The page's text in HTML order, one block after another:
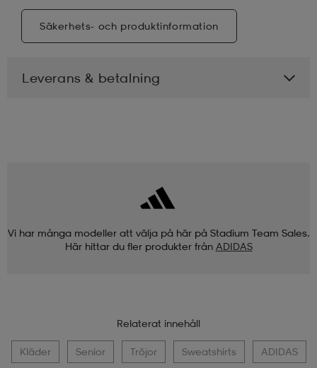
Säkerhets- och produktinformation
Leverans & betalning
Vi har många modeller att välja på här på Stadium Team Sales.
Här hittar du fler produkter från ADIDAS
Relaterat innehåll
Kläder Senior Tröjor Sweatshirts ADIDAS